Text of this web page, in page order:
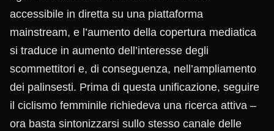
accessibile in diretta su una piattaforma
mainstream, e l’aumento della copertura mediatica
si traduce in aumento dell’interesse degli
scommettitori e, di conseguenza, nell’ampliamento
dei palinsesti. Prima di questa unificazione, seguire
il ciclismo femminile richiedeva una ricerca attiva –
ora basta sintonizzarsi sullo stesso canale delle